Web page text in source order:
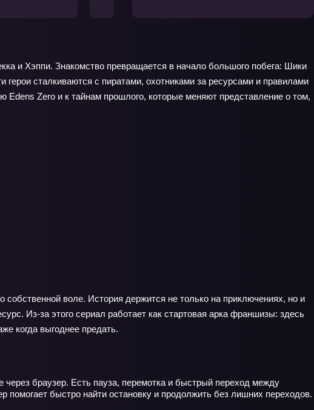
и Хэппи. Знакомство превращается в начало большого побега: Шики
сталкиваются с пиратами, охотниками за ресурсами и правилами
Edens Zero и к тайнам прошлого, которые меняют представление о том,
воле. История держится не только на приключениях, но и
Из‑за этого сериал работает как стартовая арка франшизы: здесь
когда выгоднее предать.
браузер. Есть пауза, перемотка и быстрый переход между
помогает быстро найти остановку и продолжить без лишних переходов.